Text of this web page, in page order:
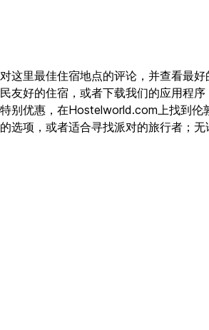
这里最佳住宿地点的评论，并查看最好
友好的住宿，或者下载我们的应用程序
别优惠，在Hostelworld.com上找到伦
选项，或者适合寻找派对的旅行者；无